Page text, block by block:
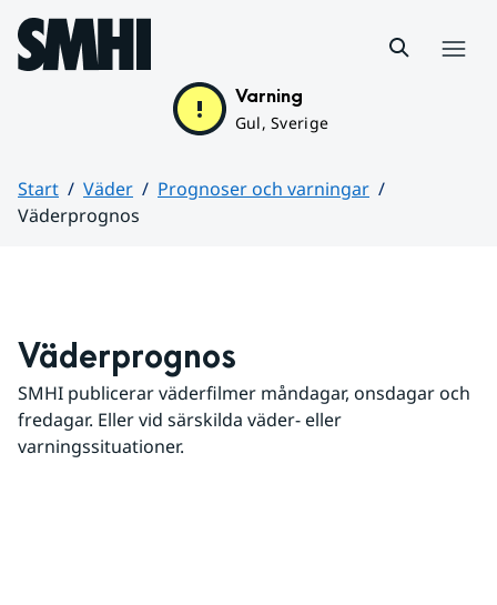
Hoppa till sidans innehåll
Varning
Gul, Sverige
Start Väder
Prognoser och varningar
Väderprognos
Väderprognos
SMHI publicerar väderfilmer måndagar, onsdagar och
fredagar. Eller vid särskilda väder- eller
varningssituationer.